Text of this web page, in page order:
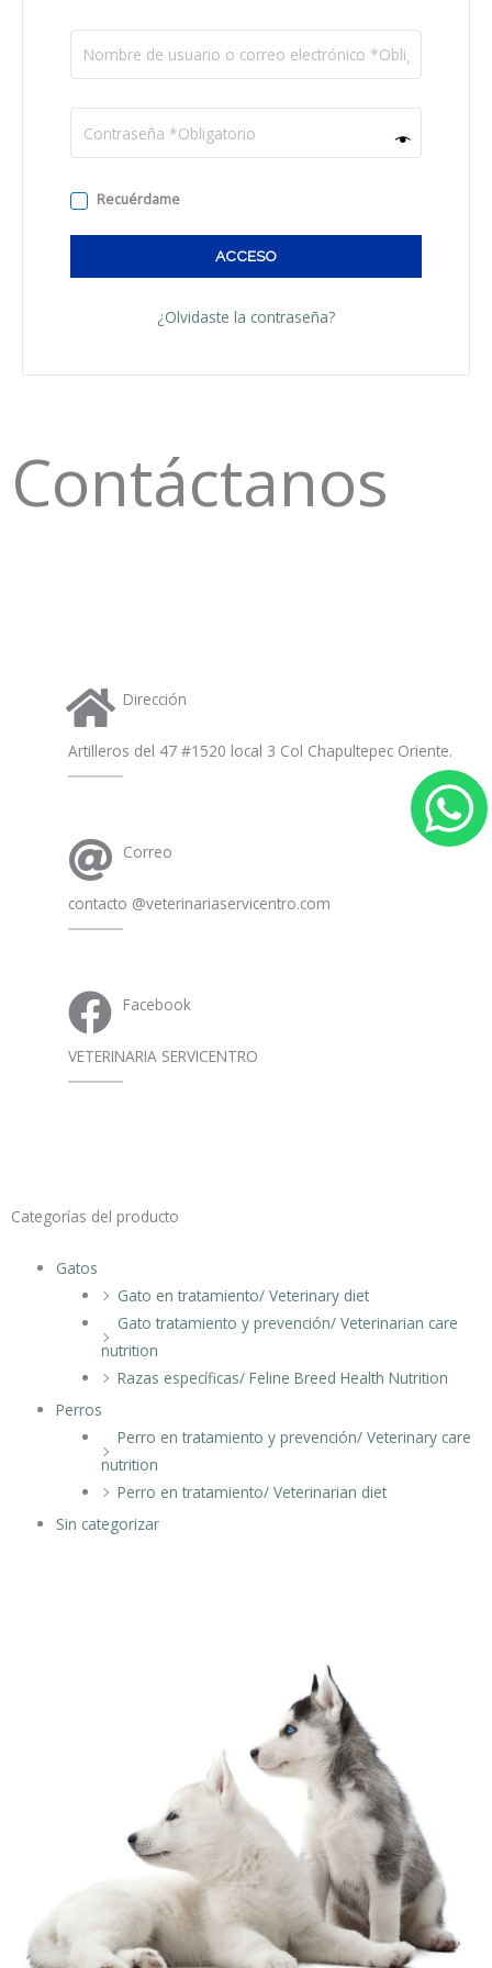
Recuérdame
ACCESO
¿Olvidaste la contraseña?
Contáctanos
Dirección
Artilleros del 47 #1520 local 3 Col Chapultepec Oriente.
Correo
contacto @veterinariaservicentro.com
Facebook
VETERINARIA SERVICENTRO
Categorías del producto
Gatos
Gato en tratamiento/ Veterinary diet
Gato tratamiento y prevención/ Veterinarian care
nutrition
Razas específicas/ Feline Breed Health Nutrition
Perros
Perro en tratamiento y prevención/ Veterinary care
nutrition
Perro en tratamiento/ Veterinarian diet
Sin categorizar
h